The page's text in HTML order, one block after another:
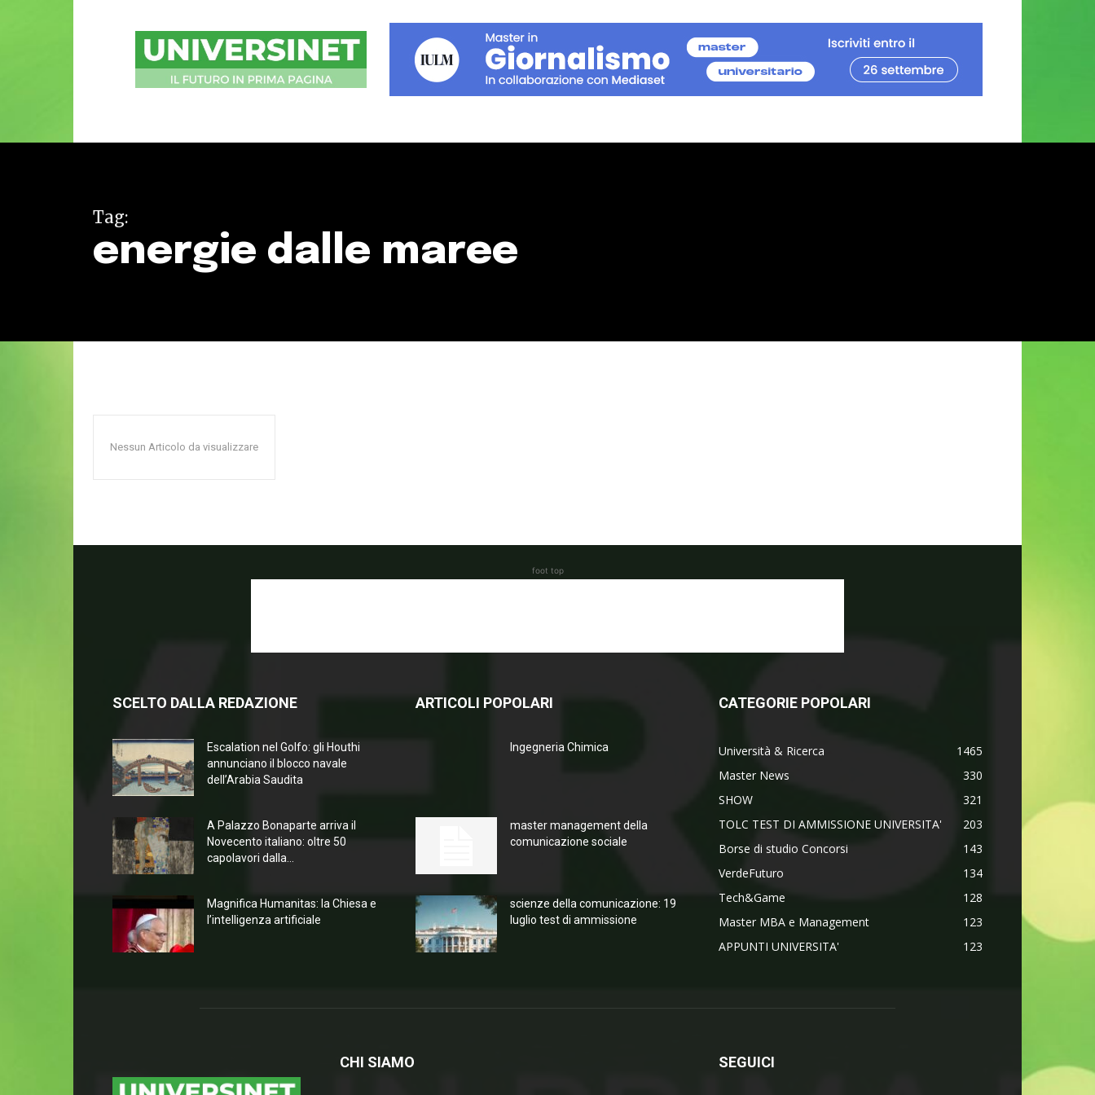
UniversiNet
Magazine
Tag:
energie dalle maree
Nessun Articolo da visualizzare
foot top
SCELTO DALLA REDAZIONE
Escalation nel Golfo: gli Houthi
annunciano il blocco navale
dell’Arabia Saudita
A Palazzo Bonaparte arriva il
Novecento italiano: oltre 50
capolavori dalla...
Magnifica Humanitas: la Chiesa e
l’intelligenza artificiale
ARTICOLI POPOLARI
Ingegneria Chimica
master management della
comunicazione sociale
scienze della comunicazione: 19
luglio test di ammissione
CATEGORIE POPOLARI
Università & Ricerca
1465
Master News
330
SHOW
321
TOLC TEST DI AMMISSIONE UNIVERSITA'
203
Borse di studio Concorsi
143
VerdeFuturo
134
Tech&Game
128
Master MBA e Management
123
APPUNTI UNIVERSITA'
123
CHI SIAMO SEGUICI